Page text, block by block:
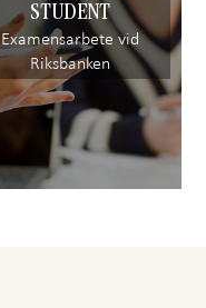
STUDENT
Examensarbete vid
Riksbanken